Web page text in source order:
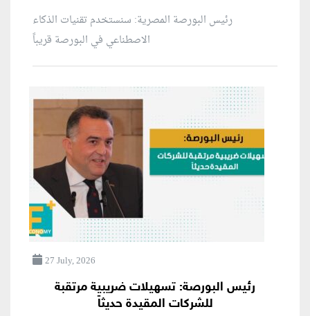
رئيس البورصة المصرية: سنستخدم تقنيات الذكاء
الاصطناعي في البورصة قريباً
27 July, 2026
رئيس البورصة: تسهيلات ضريبية مرتقبة
للشركات المقيدة حديثاً